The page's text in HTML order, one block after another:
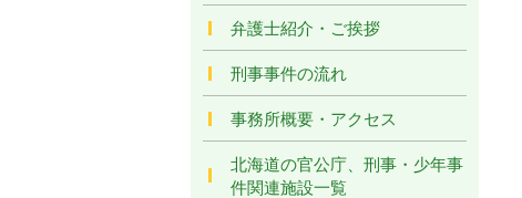
弁護士紹介・ご挨拶
刑事事件の流れ
事務所概要・アクセス
北海道の官公庁、刑事・少年事
件関連施設一覧